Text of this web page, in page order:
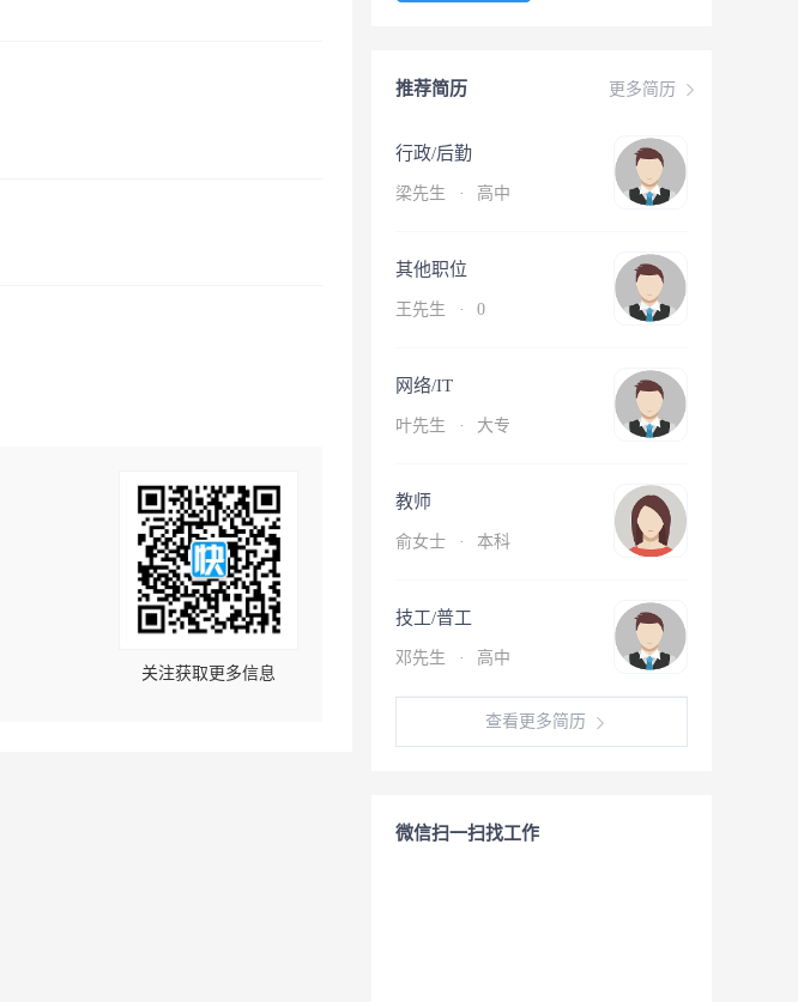
关注获取更多信息
更多简历
推荐简历
行政/后勤
梁先生 · 高中
其他职位
王先生 · 0
网络/IT
叶先生 · 大专
教师
俞女士 · 本科
技工/普工
邓先生 · 高中
查看更多简历
微信扫一扫找工作